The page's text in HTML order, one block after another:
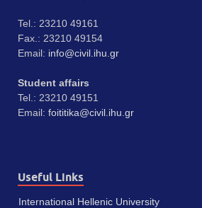
Tel.: 23210 49161
Fax.: 23210 49154
Email: info@civil.ihu.gr
Student affairs
Tel.: 23210 49151
Email: foititika@civil.ihu.gr
Useful Links
International Hellenic University